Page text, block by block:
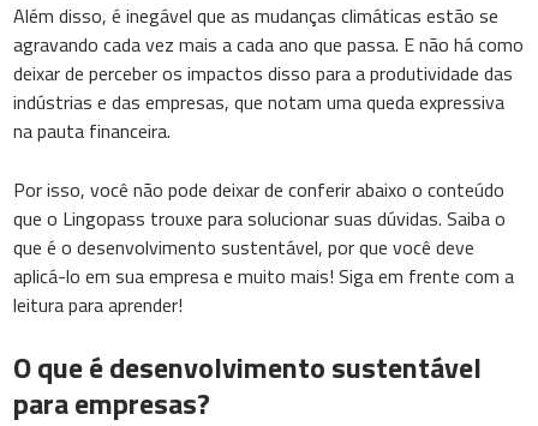
Além disso, é inegável que as mudanças climáticas estão se
agravando cada vez mais a cada ano que passa. E não há como
deixar de perceber os impactos disso para a produtividade das
indústrias e das empresas, que notam uma queda expressiva
na pauta financeira.
Por isso, você não pode deixar de conferir abaixo o conteúdo
que o Lingopass trouxe para solucionar suas dúvidas. Saiba o
que é o desenvolvimento sustentável, por que você deve
aplicá-lo em sua empresa e muito mais! Siga em frente com a
leitura para aprender!
O que é desenvolvimento sustentável
para empresas?